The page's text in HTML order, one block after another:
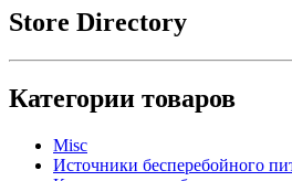
Store Directory
Категории товаров
Misc
Источники бесперебойного